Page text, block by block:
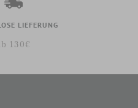
LIEFERUNG
130€